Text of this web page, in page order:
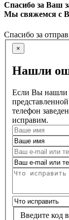
Спасибо за Ваш
Мы свяжемся с
Спасибо за
×
Нашли
Если Вы нашли
телефон
исправим.
Введите код